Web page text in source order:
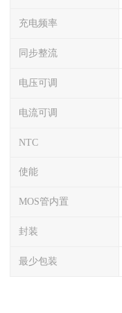
充电频率
同步整流
电压可调
电流可调
NTC
使能
MOS管内置
封装
最少包装